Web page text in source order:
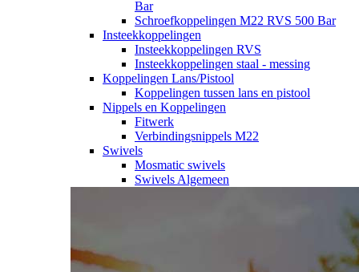
Bar
Schroefkoppelingen M22 RVS 500 Bar
Insteekkoppelingen
Insteekkoppelingen RVS
Insteekkoppelingen staal - messing
Koppelingen Lans/Pistool
Koppelingen tussen lans en pistool
Nippels en Koppelingen
Fitwerk
Verbindingsnippels M22
Swivels
Mosmatic swivels
Swivels Algemeen